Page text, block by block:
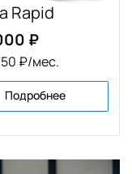
Rapid
₽
₽/мес.
Подробнее